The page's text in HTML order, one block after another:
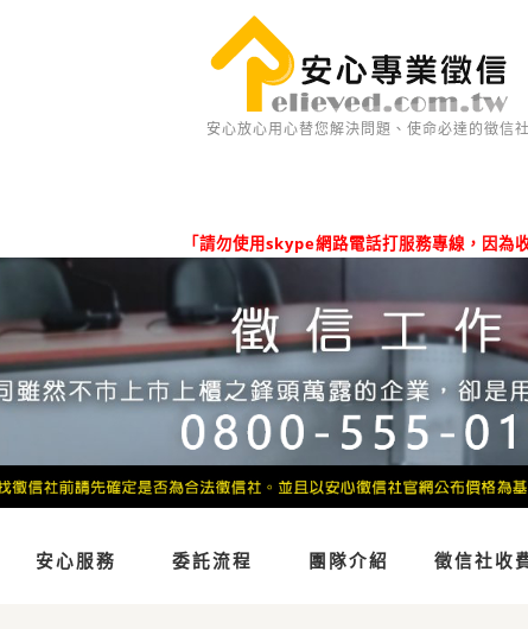
安心放心用心替您解決問題、使命必達的徵信社
「請勿使用skype網路電話打服務專線，因為
安心服務 委託流程 團隊介紹 徵信社收